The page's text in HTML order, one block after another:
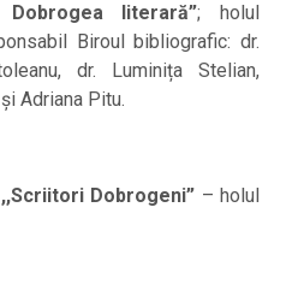
literară”; holul
Biroul bibliografic: dr.
dr. Luminița Stelian,
Adriana Pitu.
,,Scriitori Dobrogeni” – holul